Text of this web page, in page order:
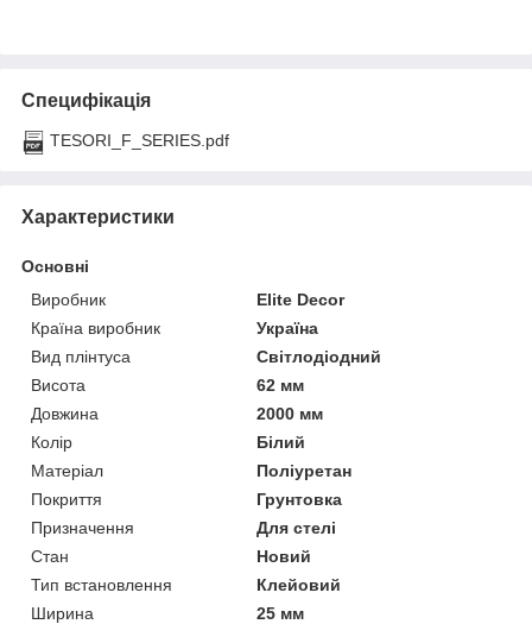
Специфікація
TESORI_F_SERIES.pdf
Характеристики
Основні
Виробник
Elite Decor
Країна виробник
Україна
Вид плінтуса
Світлодіодний
Висота
62 мм
Довжина
2000 мм
Колір
Білий
Матеріал
Поліуретан
Покриття
Грунтовка
Призначення
Для стелі
Стан
Новий
Тип встановлення
Клейовий
Ширина
25 мм